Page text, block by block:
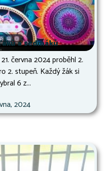
a sedmáků
června 2024 proběhl 2.
2. stupeň. Každý žák si
6 z...
2024